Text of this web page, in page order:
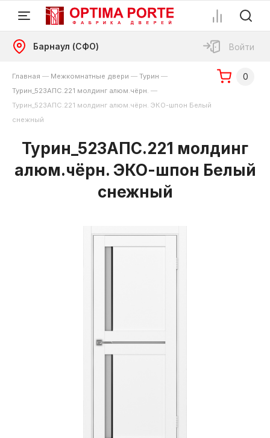
Барнаул (СФО) Войти
0
Главная — Межкомнатные двери — Турин —
Турин_523АПС.221 молдинг алюм.чёрн. —
Турин_523АПС.221 молдинг алюм.чёрн. ЭКО-шпон Белый
снежный
Турин_523АПС.221 молдинг
алюм.чёрн. ЭКО-шпон Белый
снежный